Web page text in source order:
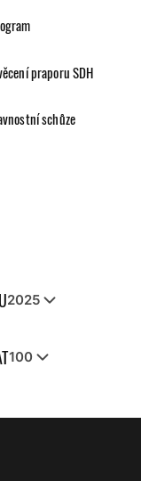
praporu SDH
schůze
2025
100